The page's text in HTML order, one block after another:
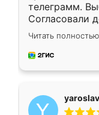
телеграмм.
Согласовали
недели кухня
довольны
мебель за
Читать полностью